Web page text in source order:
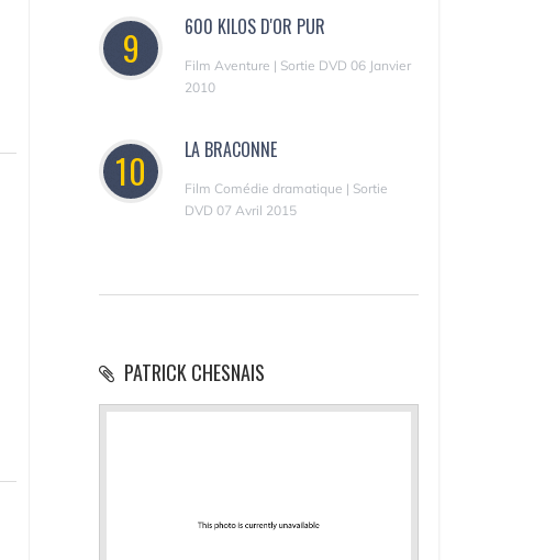
9 600 KILOS D'OR PUR
Film Aventure | Sortie DVD 06 Janvier
2010
10 LA BRACONNE
Film Comédie dramatique | Sortie
DVD 07 Avril 2015
PATRICK CHESNAIS